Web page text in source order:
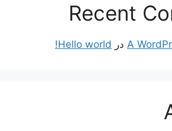
Recent
A در Hello world!